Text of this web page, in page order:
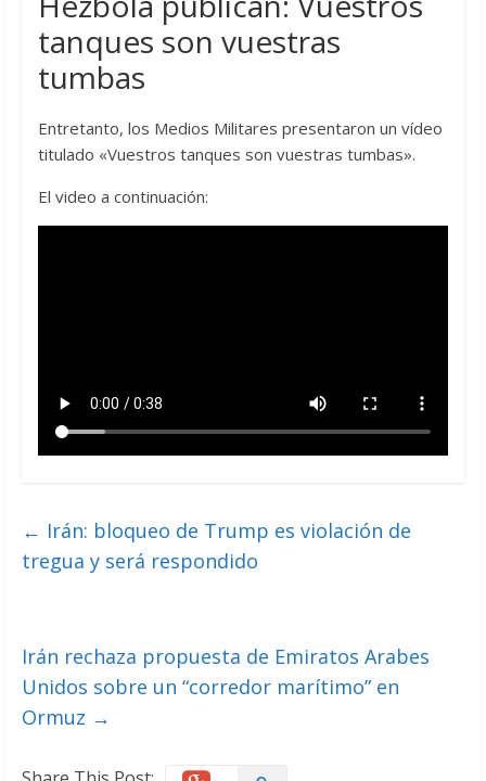
tanques son vuestras
tumbas
Entretanto, los Medios Militares presentaron un vídeo
titulado «Vuestros tanques son vuestras tumbas».
El video a continuación:
← Irán: bloqueo de Trump es violación de
tregua y será respondido
Irán rechaza propuesta de Emiratos Arabes
Unidos sobre un “corredor marítimo” en
Ormuz →